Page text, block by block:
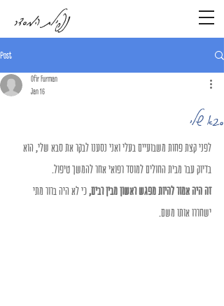
נפילת המסדר
Post
סבא שלי
Ofir Furman
Jan 16
לפני קצת פחות משבועיים בעלי ואני נסענו לבקר את סבא שלי, הוא
בדיוק עבר מבית החולים למוסד רפואי אחר להמשך טיפול.
זה היה אמור להיות מפגש ראשון מבין רבים, כי לא היה ברור מתי
ישחררו אותו משם.